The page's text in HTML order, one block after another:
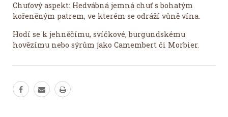
Chuťový aspekt: ​​Hedvábná jemná chuť s bohatým
kořeněným patrem, ve kterém se odráží vůně vína.
Hodí se k jehněčímu, svíčkové, burgundskému
hovězímu nebo sýrům jako Camembert či Morbier.